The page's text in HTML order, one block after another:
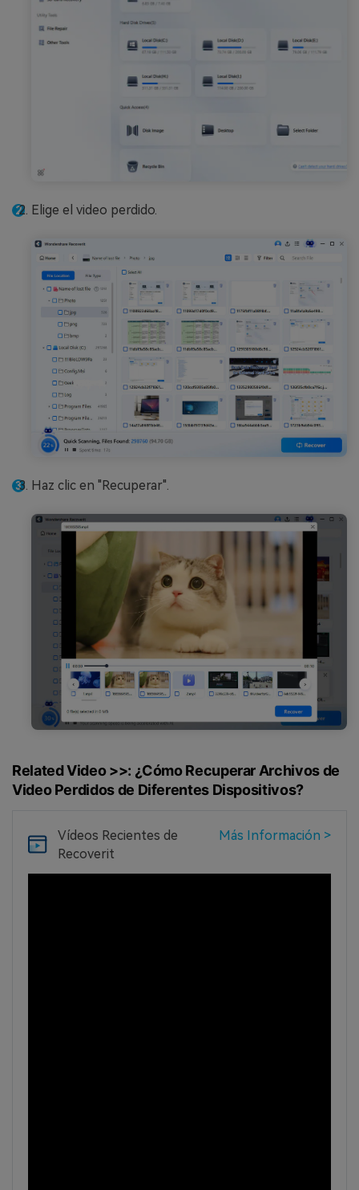
Elige el video perdido.
Haz clic en "Recuperar".
Related Video >>: ¿Cómo Recuperar Archivos de
Video Perdidos de Diferentes Dispositivos?
Vídeos Recientes de
Recoverit
Más Información >